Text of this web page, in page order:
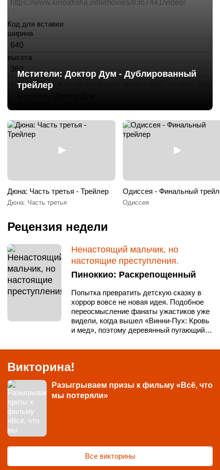
Код для вставки
ширина
высота
Мстители: Доктор Дум - Дублированный
трейлер
Дюна: Часть третья - Трейлер
Дюна: Часть третья
Одиссея - Финальный
Одиссея
Рецензия недели
Ненастоящий мальчик, но
настоящие преступления.
Пиноккио: Раскрепощенный
Попытка превратить детскую сказку в
хоррор вовсе не новая идея. Подобное
переосмысление фанаты ужастиков уже
видели, когда вышел «Винни-Пух: Кровь
и мед», поэтому деревянный пугающий…
Викторина!
Разыгрываем призы к фильму «Всё, что
мы потеряли»
Все викторины